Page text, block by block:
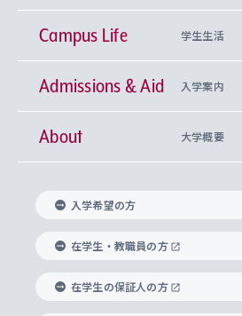
神学部
文学部
総合人間科学部
経済学部
外国語学部
興味から学科を探す
上智大学の全学共通教育
基盤教育センター
キリスト教人間学
身体知
思考と表現
上智大学の語学教育
言語教育研究センター
上智大学のグローバル教育
グローバル教育センター
上智大学で学ぶ
学びのサポート
大学院
研究所 等
キリスト教文化研究所
中世思想研究所
国際言語情報研究所
グローバル・コンサーン研究
Sophia Open Research
産官学連携
知的財産
研究支援制度
重点領域研究・自由課題研究
研究活動に関する法令・研
Campus Life 学生生活
学期区分と授業時間割
課外活動
課外教育プログラム
ボランティア活動
グローバルな学びのコミュ
学生の相談窓口
心身の健康相談
キャリア形成サポート
Admissions & Aid 入学案内
上智大学で取得できる学位
入れの方針）
科目等履修生
研究生・外国人特別研究生
About 大学概要
理事長・学長メッセージ
学長・副学長紹介
上智大学の精神
上智大学の理念
グローバルエンゲージメント
入学希望の方
在学生・教職員の方
在学生の保証人の方